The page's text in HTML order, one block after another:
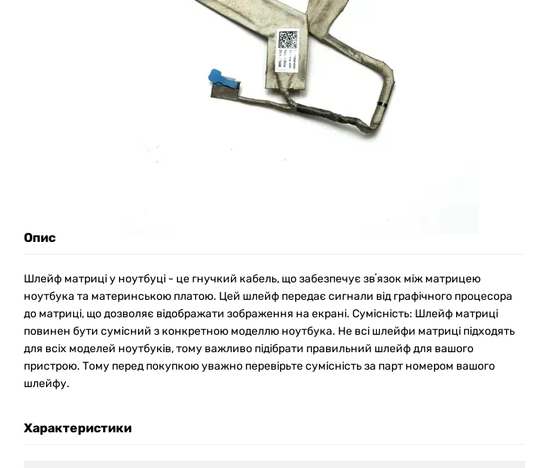
Опис
Шлейф матриці у ноутбуці - це гнучкий кабель, що забезпечує звʼязок між матрицею
ноутбука та материнською платою. Цей шлейф передає сигнали від графічного процесора
до матриці, що дозволяє відображати зображення на екрані. Сумісність: Шлейф матриці
повинен бути сумісний з конкретною моделлю ноутбука. Не всі шлейфи матриці підходять
для всіх моделей ноутбуків, тому важливо підібрати правильний шлейф для вашого
пристрою. Тому перед покупкою уважно перевірьте сумісність за парт номером вашого
шлейфу.
Характеристики